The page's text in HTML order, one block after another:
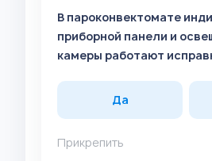
В пароконвектомате
приборной панели и
камеры работают
Да
Прикрепить